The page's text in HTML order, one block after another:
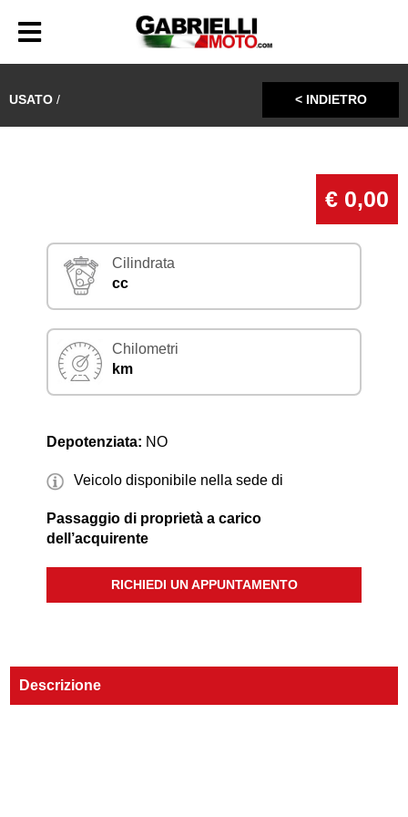
USATO / < INDIETRO
€ 0,00
Cilindrata
cc
Chilometri
km
Depotenziata: NO
Veicolo disponibile nella sede di
Passaggio di proprietà a carico
dell’acquirente
RICHIEDI UN APPUNTAMENTO
Descrizione